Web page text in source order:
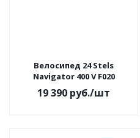
Велосипед 24 Stels
Navigator 400 V F020
19 390 руб./шт